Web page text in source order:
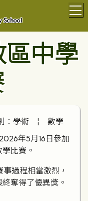
School
中學
：學術 ¦
數學
年5月16日參加
比賽。
過程相當激烈，
奪得了優異獎。